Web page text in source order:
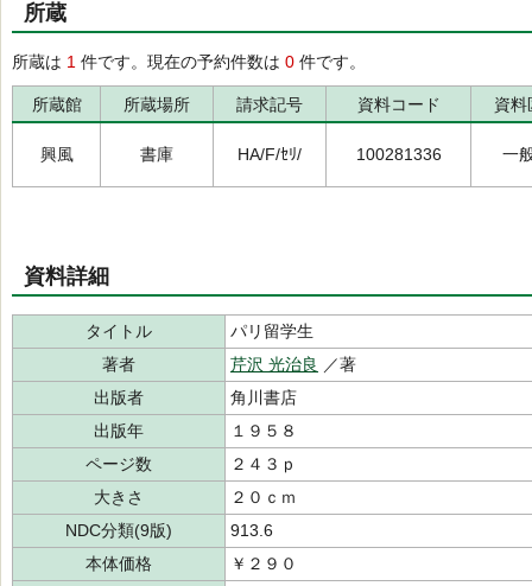
所蔵
所蔵は 1 件です。現在の予約件数は 0 件です。
所蔵館 所蔵場所 請求記号 資料コード 資料
興風 書庫 HA/F/ｾﾘ/ 100281336 一
資料詳細
タイトル
パリ留学生
著者
芹沢 光治良 ／著
出版者
角川書店
出版年
１９５８
ページ数
２４３ｐ
大きさ
２０ｃｍ
NDC分類(9版)
913.6
本体価格
￥２９０